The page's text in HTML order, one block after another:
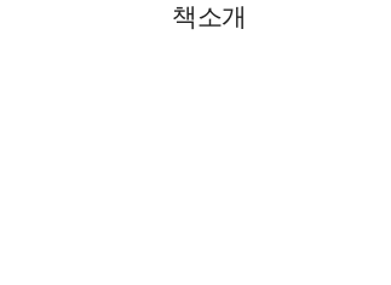
책소개